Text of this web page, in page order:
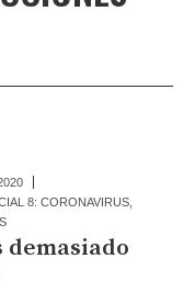
8: CORONAVIRUS
demasiado